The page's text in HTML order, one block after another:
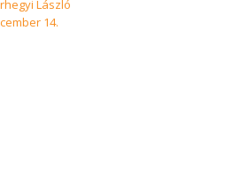
László
14.